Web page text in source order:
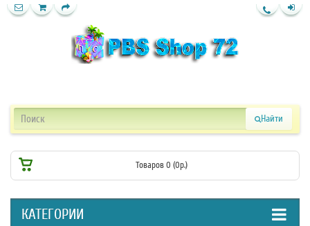
Найти
Товаров 0 (0р.)
КАТЕГОРИИ